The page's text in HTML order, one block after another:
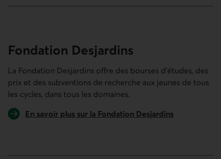
Fondation Desjardins
La Fondation Desjardins offre des bourses d’études, des
prix et des subventions de recherche aux jeunes de tous
les cycles, dans tous les domaines.
En savoir plus sur la Fondation Desjardins